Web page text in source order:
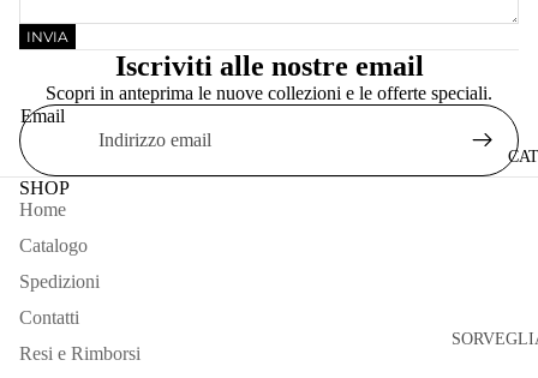
INVIA
Iscriviti alle nostre email
Scopri in anteprima le nuove collezioni e le offerte speciali.
Email
SHOP
Home
Catalogo
Spedizioni
Contatti
Resi e Rimborsi